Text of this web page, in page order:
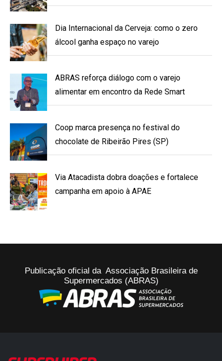
Dia Internacional da Cerveja: como o zero
álcool ganha espaço no varejo
ABRAS reforça diálogo com o varejo
alimentar em encontro da Rede Smart
Coop marca presença no festival do
chocolate de Ribeirão Pires (SP)
Via Atacadista dobra doações e fortalece
campanha em apoio à APAE
Publicação oficial da Associação Brasileira de
Supermercados (ABRAS)